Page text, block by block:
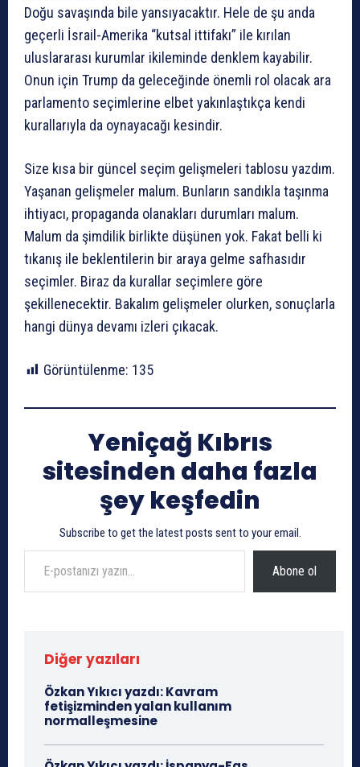
Doğu savaşında bile yansıyacaktır. Hele de şu anda
geçerli İsrail-Amerika “kutsal ittifakı” ile kırılan
uluslararası kurumlar ikileminde denklem kayabilir.
Onun için Trump da geleceğinde önemli rol olacak ara
parlamento seçimlerine elbet yakınlaştıkça kendi
kurallarıyla da oynayacağı kesindir.
Size kısa bir güncel seçim gelişmeleri tablosu yazdım.
Yaşanan gelişmeler malum. Bunların sandıkla taşınma
ihtiyacı, propaganda olanakları durumları malum.
Malum da şimdilik birlikte düşünen yok. Fakat belli ki
tıkanış ile beklentilerin bir araya gelme safhasıdır
seçimler. Biraz da kurallar seçimlere göre
şekillenecektir. Bakalım gelişmeler olurken, sonuçlarla
hangi dünya devamı izleri çıkacak.
Görüntülenme: 135
Yeniçağ Kıbrıs
sitesinden daha fazla
şey keşfedin
Subscribe to get the latest posts sent to your email.
E-postanızı yazın…
Abone ol
Diğer yazıları
Özkan Yıkıcı yazdı: Kavram
fetişizminden yalan kullanım
normalleşmesine